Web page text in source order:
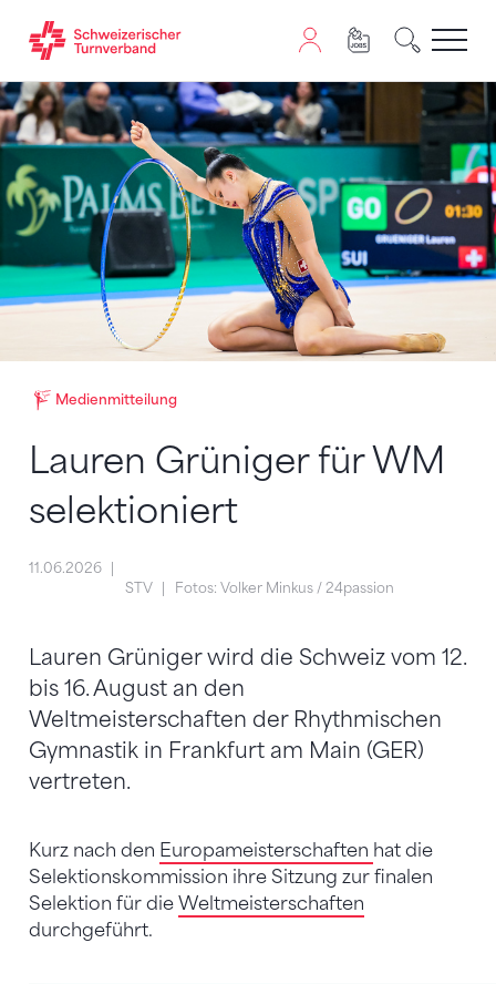
Zum Inhalt springen
Zur Sitemap navigieren
Zum Navigieren dieser Seite wird JavaScript benötigt.
Medienmitteilung
Lauren Grüniger für WM
selektioniert
11.06.2026
STV
Fotos: Volker Minkus / 24passion
Lauren Grüniger wird die Schweiz vom 12.
bis 16. August an den
Weltmeisterschaften der Rhythmischen
Gymnastik in Frankfurt am Main (GER)
vertreten.
Kurz nach den Europameisterschaften hat die
Selektionskommission ihre Sitzung zur finalen
Selektion für die Weltmeisterschaften
durchgeführt.